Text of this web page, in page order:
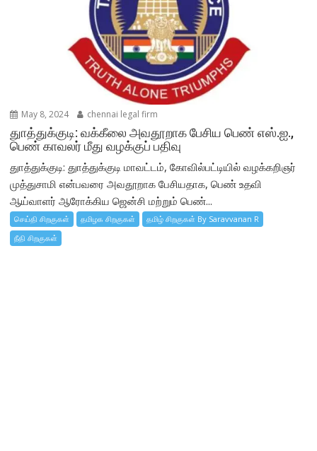
May 8, 2024 chennai legal firm
துாத்துக்குடி: வக்கீலை அவதூறாக பேசிய பெண் எஸ்.ஐ.,
பெண் காவலர் மீது வழக்குப் பதிவு
துாத்துக்குடி: துாத்துக்குடி மாவட்டம், கோவில்பட்டியில் வழக்கறிஞர்
முத்துசாமி என்பவரை அவதூறாக பேசியதாக, பெண் உதவி
ஆய்வாளர் ஆரோக்கிய ஜென்சி மற்றும் பெண்...
செய்தி சிறகுகள் தமிழக சிறகுகள்
தமிழ் சிறகுகள் By Saravvanan R
நீதி சிறகுகள்